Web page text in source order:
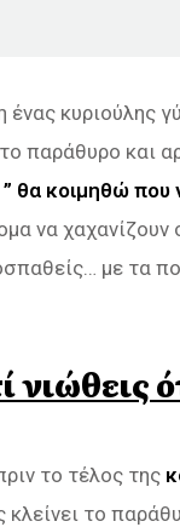
ένας κυριούλης
παράθυρο και
” θα κοιμηθώ που
να
με τα
το τέλος της
το